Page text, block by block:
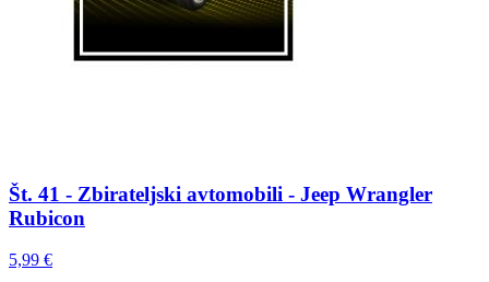
Št. 41 - Zbirateljski avtomobili - Jeep Wrangler
Rubicon
5,99 €